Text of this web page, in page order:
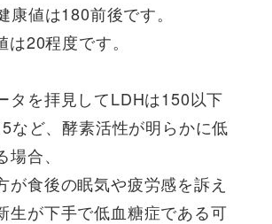
康値は180前後です。
20程度です。
タを拝見してLDHは150以下
など、酵素活性が明らかに低
合、
が食後の眠気や疲労感を訴え
生が下手で低血糖症である可